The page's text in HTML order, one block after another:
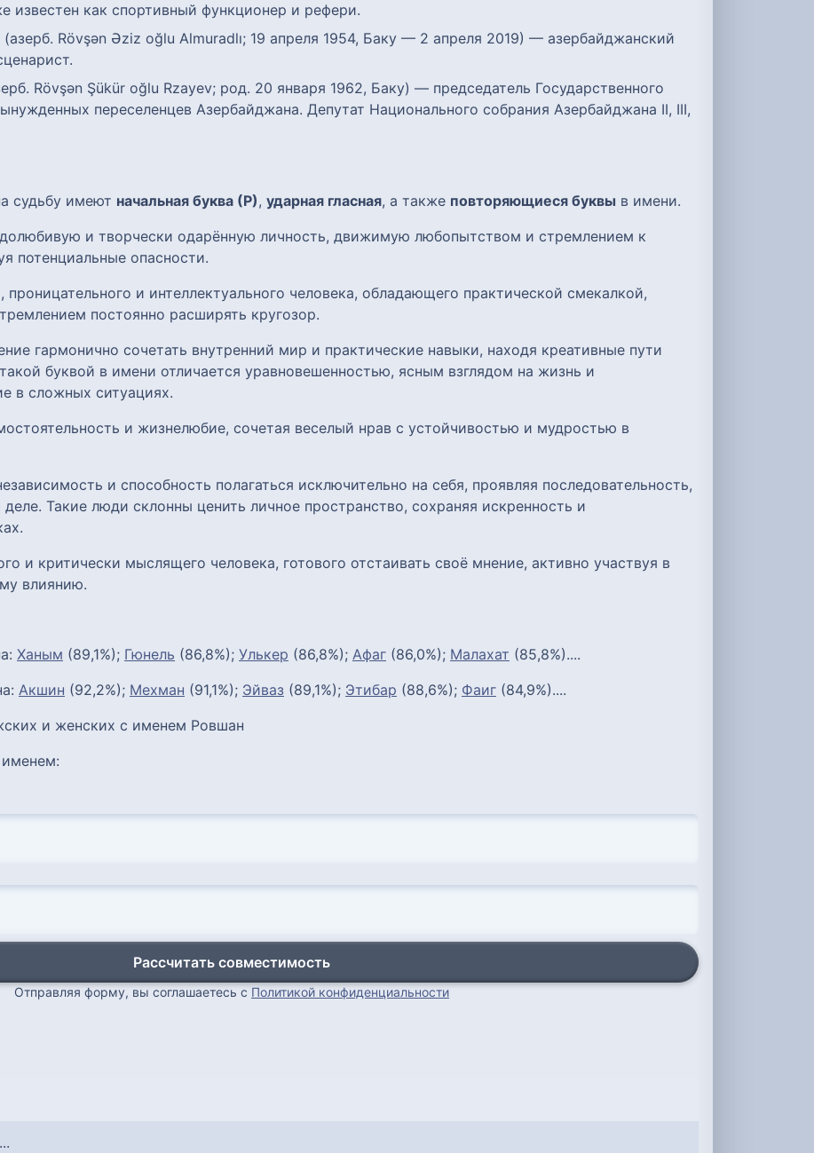
известен как спортивный функционер и рефери.
Rövşən Əziz oğlu Almuradlı; 19 апреля 1954, Баку — 2 апреля 2019) — азербайджанский
Rövşən Şükür oğlu Rzayev; род. 20 января 1962, Баку) — председатель Государственного
переселенцев Азербайджана. Депутат Национального собрания Азербайджана II, III,
судьбу имеют начальная буква (Р), ударная гласная, а также повторяющиеся буквы в имени.
и творчески одарённую личность, движимую любопытством и стремлением к
потенциальные опасности.
и интеллектуального человека, обладающего практической смекалкой,
постоянно расширять кругозор.
гармонично сочетать внутренний мир и практические навыки, находя креативные пути
буквой в имени отличается уравновешенностью, ясным взглядом на жизнь и
в сложных ситуациях.
и жизнелюбие, сочетая веселый нрав с устойчивостью и мудростью в
и способность полагаться исключительно на себя, проявляя последовательность,
Такие люди склонны ценить личное пространство, сохраняя искренность и
и критически мыслящего человека, готового отстаивать своё мнение, активно участвуя в
влиянию.
Ханым (89,1%); Гюнель (86,8%); Улькер (86,8%); Афаг (86,0%); Малахат (85,8%)....
Акшин (92,2%); Мехман (91,1%); Эйваз (89,1%); Этибар (88,6%); Фаиг (84,9%)....
и женских с именем Ровшан
Рассчитать совместимость
Отправляя форму, вы соглашаетесь с Политикой конфиденциальности